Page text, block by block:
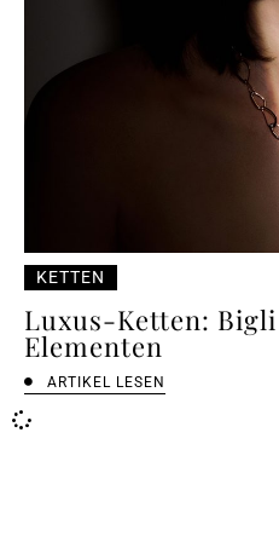
KETTEN
Luxus-Ketten:
Elementen
ARTIKEL LESEN